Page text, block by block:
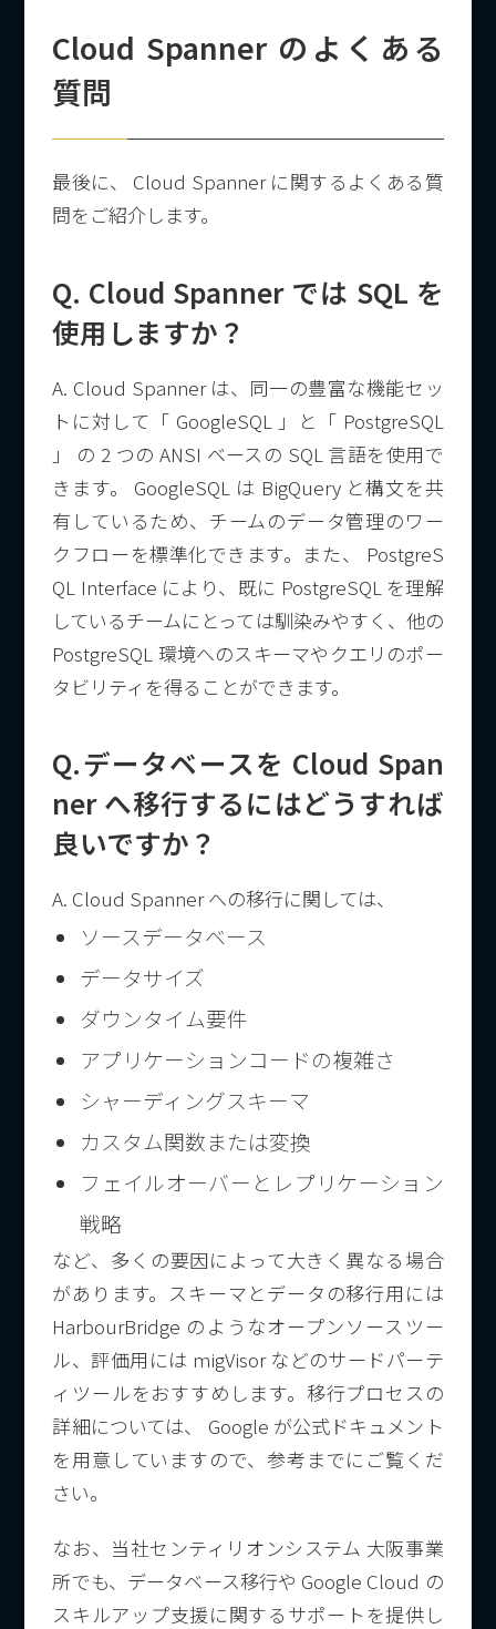
Cloud Spanner のよくある
質問
最後に、 Cloud Spanner に関するよくある質
問をご紹介します。
Q. Cloud Spanner では SQL を
使用しますか？
A. Cloud Spanner は、同一の豊富な機能セッ
トに対して「 GoogleSQL 」と「 PostgreSQL
」 の 2 つの ANSI ベースの SQL 言語を使用で
きます。 GoogleSQL は BigQuery と構文を共
有しているため、チームのデータ管理のワー
クフローを標準化できます。また、 PostgreS
QL Interface により、既に PostgreSQL を理解
しているチームにとっては馴染みやすく、他の
PostgreSQL 環境へのスキーマやクエリのポー
タビリティを得ることができます。
Q.データベースを Cloud Span
ner へ移行するにはどうすれば
良いですか？
A. Cloud Spanner への移行に関しては、
ソースデータベース
データサイズ
ダウンタイム要件
アプリケーションコードの複雑さ
シャーディングスキーマ
カスタム関数または変換
フェイルオーバーとレプリケーション
戦略
など、多くの要因によって大きく異なる場合
があります。スキーマとデータの移行用には
HarbourBridge のようなオープンソースツー
ル、評価用には migVisor などのサードパーテ
ィツールをおすすめします。移行プロセスの
詳細については、 Google が公式ドキュメント
を用意していますので、参考までにご覧くだ
さい。
なお、当社センティリオンシステム 大阪事業
所でも、データベース移行や Google Cloud の
スキルアップ支援に関するサポートを提供し